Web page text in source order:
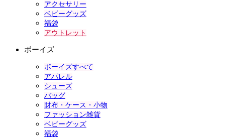
アクセサリー
ベビーグッズ
福袋
アウトレット
ボーイズ
ボーイズすべて
アパレル
シューズ
バッグ
財布・ケース・小物
ファッション雑貨
ベビーグッズ
福袋